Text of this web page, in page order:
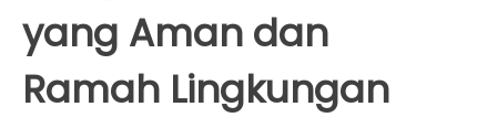
yang Aman dan
Ramah Lingkungan